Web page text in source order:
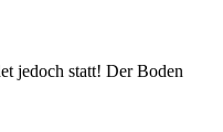
jedoch statt! Der Boden